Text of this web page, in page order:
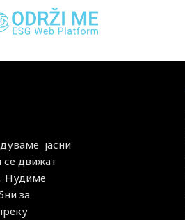
јасни
се движат
Нудиме
за